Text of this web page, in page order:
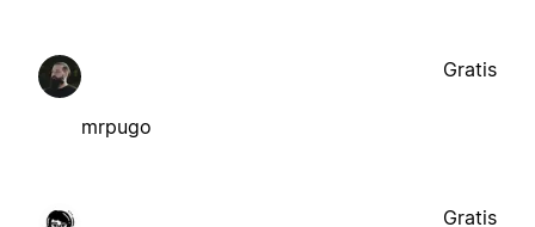
mrpugo
Gratis
Gratis